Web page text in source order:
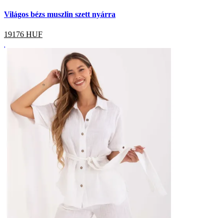
Világos bézs muszlin szett nyárra
19176 HUF